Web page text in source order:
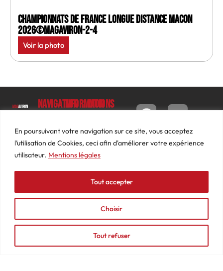
En poursuivant votre navigation sur ce site, vous acceptez
l’utilisation de Cookies, ceci afin d'améliorer votre expérience
utilisateur. Mentions légales
Choisir
Tout refuser
Tout accepter
Championnats de France longue distance Macon
2026©MagAviron-2-4
Voir la photo
Luc
Barbier
69640
74
87
contact@mediasaviron.fr
Navigation
Le
Magazine
Photos
Actualités
Podcasts
Informations
Conditions
générales
de ventes
Mentions
légales
Mon
Tableau
de bord
Commandes
Adresses
Détails
du
compte